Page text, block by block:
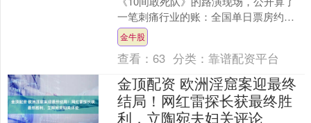
一笔刺痛行业的账：全国单日票房约
1200万元的情况下，分摊到全国1.3万家
影院，单家影....
金牛股
查看：63 分类：靠谱配资平台
金顶配资 欧洲淫窟案迎最终
结局！网红雷探长获最终胜
利，立陶宛夫妇关评论